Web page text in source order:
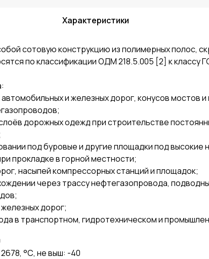
Характеристики
сотовую конструкцию из полимерных полос,
по классификации ОДМ 218.5.005 [2] к классу
и железных дорог, конусов мостов
дорожных одежд при строительстве
под буровые и другие площадки под высокие
прокладке в горной местности;
насыпей компрессорных станций и площадок;
через трассу нефтегазопровода,
дорог;
в транспортном, гидротехническом и
°С, не выш: -40